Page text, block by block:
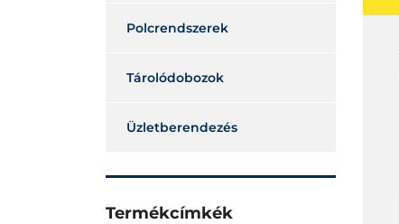
Polcrendszerek
Tárolódobozok
Üzletberendezés
Termékcímkék